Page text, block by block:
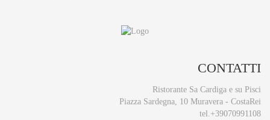
CONTATTI
Ristorante Sa Cardiga e su Pisci
Piazza Sardegna, 10 Muravera - CostaRei
tel.+39070991108